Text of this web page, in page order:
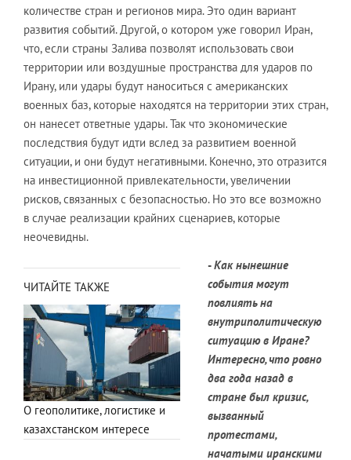
количестве стран и регионов мира. Это один вариант
развития событий. Другой, о котором уже говорил Иран,
что, если страны Залива позволят использовать свои
территории или воздушные пространства для ударов по
Ирану, или удары будут наноситься с американских
военных баз, которые находятся на территории этих стран,
он нанесет ответные удары. Так что экономические
последствия будут идти вслед за развитием военной
ситуации, и они будут негативными. Конечно, это отразится
на инвестиционной привлекательности, увеличении
рисков, связанных с безопасностью. Но это все возможно
в случае реализации крайних сценариев, которые
неочевидны.
ЧИТАЙТЕ ТАКЖЕ
О геополитике, логистике и
казахстанском интересе
-Как нынешние
события могут
повлиять на
внутриполитическую
ситуацию в Иране?
Интересно, что ровно
два года назад в
стране был кризис,
вызванный
протестами,
начатыми иранскими